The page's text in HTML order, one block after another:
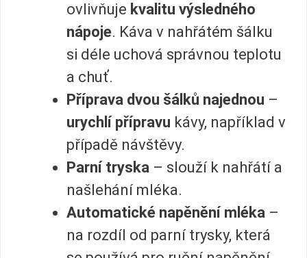
ovlivňuje kvalitu výsledného
nápoje. Káva v nahřátém šálku
si déle uchová správnou teplotu
a chuť.
Příprava dvou šálků najednou –
urychlí přípravu kávy, například v
případě návštěvy.
Parní tryska – slouží k nahřátí a
našlehání mléka.
Automatické napěnění mléka –
na rozdíl od parní trysky, která